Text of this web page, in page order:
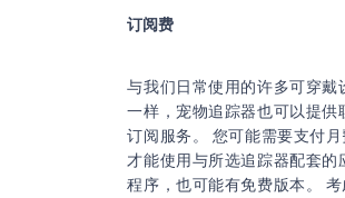
订阅费
与我们日常使用的许多可穿戴
一样，宠物追踪器也可以提供
订阅服务。 您可能需要支付月
才能使用与所选追踪器配套的
程序，也可能有免费版本。 考